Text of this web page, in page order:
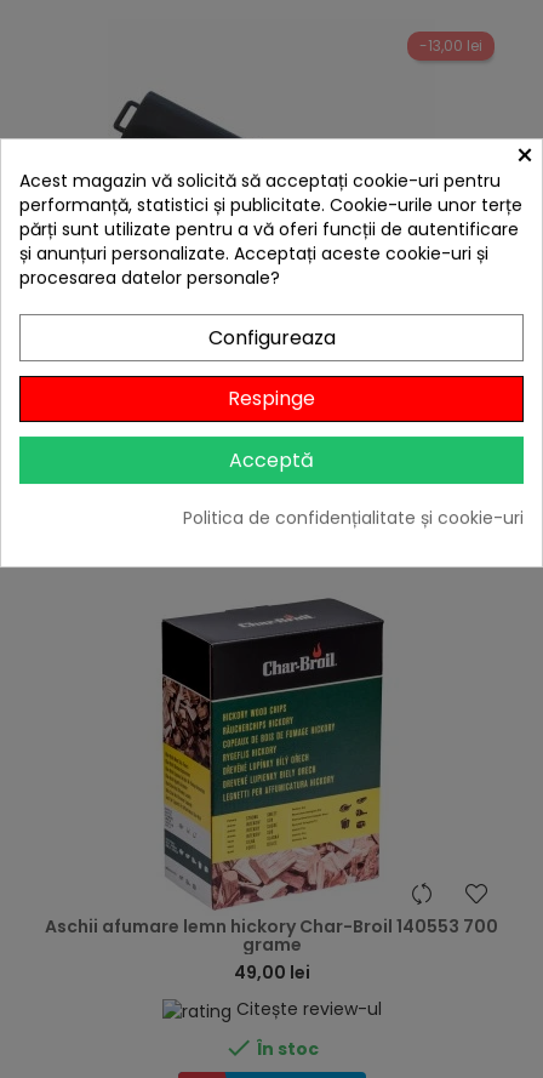
-13,00 lei
Suflanta manuala Activa 17260
29,00 lei
16,00 lei
Citește review-ul
În stoc
Adaugă în Coș
Aschii afumare lemn hickory Char-Broil 140553 700
grame
49,00 lei
Citește review-ul
 În stoc
×
Acest magazin vă solicită să acceptați cookie-uri pentru
performanță, statistici și publicitate. Cookie-urile unor terțe
părți sunt utilizate pentru a vă oferi funcții de autentificare
și anunțuri personalizate. Acceptați aceste cookie-uri și
procesarea datelor personale?
Configureaza
Respinge
Acceptă
Politica de confidențialitate și cookie-uri